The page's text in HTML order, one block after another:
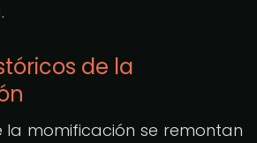
de la
la momificación se remontan